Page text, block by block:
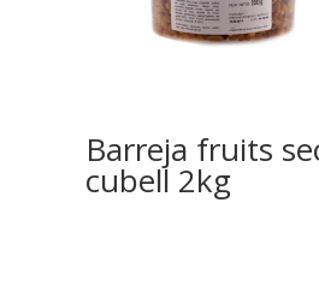
Barreja fruits
cubell 2kg